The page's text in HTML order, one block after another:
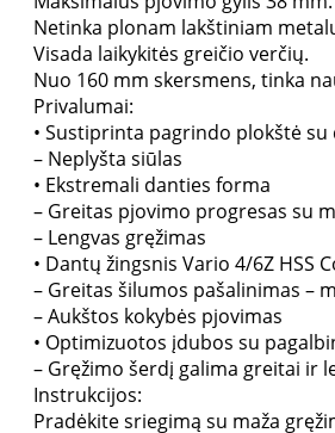
Netinka plonam lakštiniam
Visada laikykitės greičio verčių.
Nuo 160 mm skersmens, tinka
Privalumai:
• Sustiprinta pagrindo plokštė su
– Neplyšta siūlas
• Ekstremali danties forma
– Greitas pjovimo progresas su
– Lengvas gręžimas
• Dantų žingsnis Vario 4/6Z HSS
– Greitas šilumos pašalinimas –
– Aukštos kokybės pjovimas
• Optimizuotos įdubos su
– Gręžimo šerdį galima greitai ir
Instrukcijos:
Pradėkite sriegimą su maža